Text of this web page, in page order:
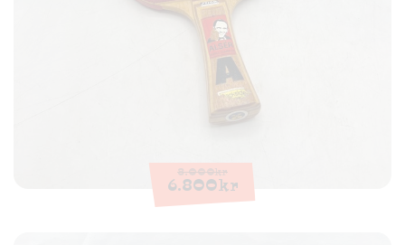
8.000kr
6.800kr